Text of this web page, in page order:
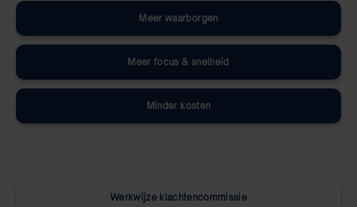
Meer waarborgen
Meer focus & snelheid
Minder kosten
Werkwijze klachtencommissie